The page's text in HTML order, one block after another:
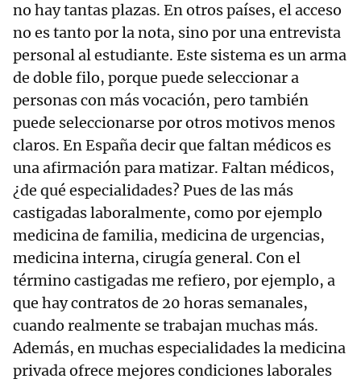
no hay tantas plazas. En otros países, el acceso
no es tanto por la nota, sino por una entrevista
personal al estudiante. Este sistema es un arma
de doble filo, porque puede seleccionar a
personas con más vocación, pero también
puede seleccionarse por otros motivos menos
claros. En España decir que faltan médicos es
una afirmación para matizar. Faltan médicos,
¿de qué especialidades? Pues de las más
castigadas laboralmente, como por ejemplo
medicina de familia, medicina de urgencias,
medicina interna, cirugía general. Con el
término castigadas me refiero, por ejemplo, a
que hay contratos de 20 horas semanales,
cuando realmente se trabajan muchas más.
Además, en muchas especialidades la medicina
privada ofrece mejores condiciones laborales